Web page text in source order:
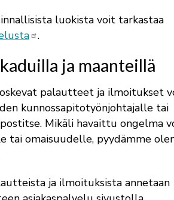
luokista voit tarkastaa
.
ja maanteillä
palautteet ja ilmoitukset
kunnossapitotyönjohtajalle tai
Mikäli havaittu ongelma
tai omaisuudelle, pyydämme
ja ilmoituksista annetaan